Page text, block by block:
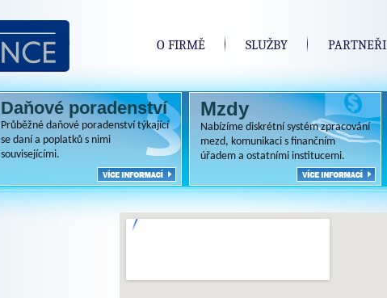
O FIRMĚ SLUŽBY PARTNEŘI
Daňové poradenství
Průběžné daňové poradenství týkající
se daní a poplatků s nimi
souvisejícími.
Mzdy
Nabízíme diskrétní systém zpracování
mezd, komunikaci s finančním
úřadem a ostatními institucemi.